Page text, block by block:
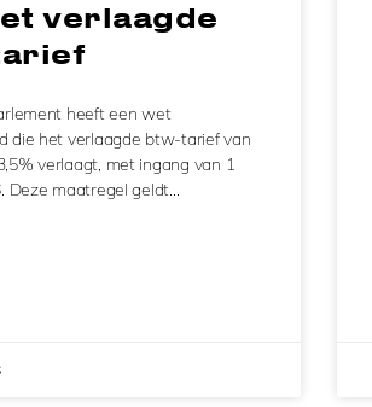
verlaagde
heeft een wet
die het verlaagde btw-tarief van
verlaagt, met ingang van 1
Deze maatregel geldt…